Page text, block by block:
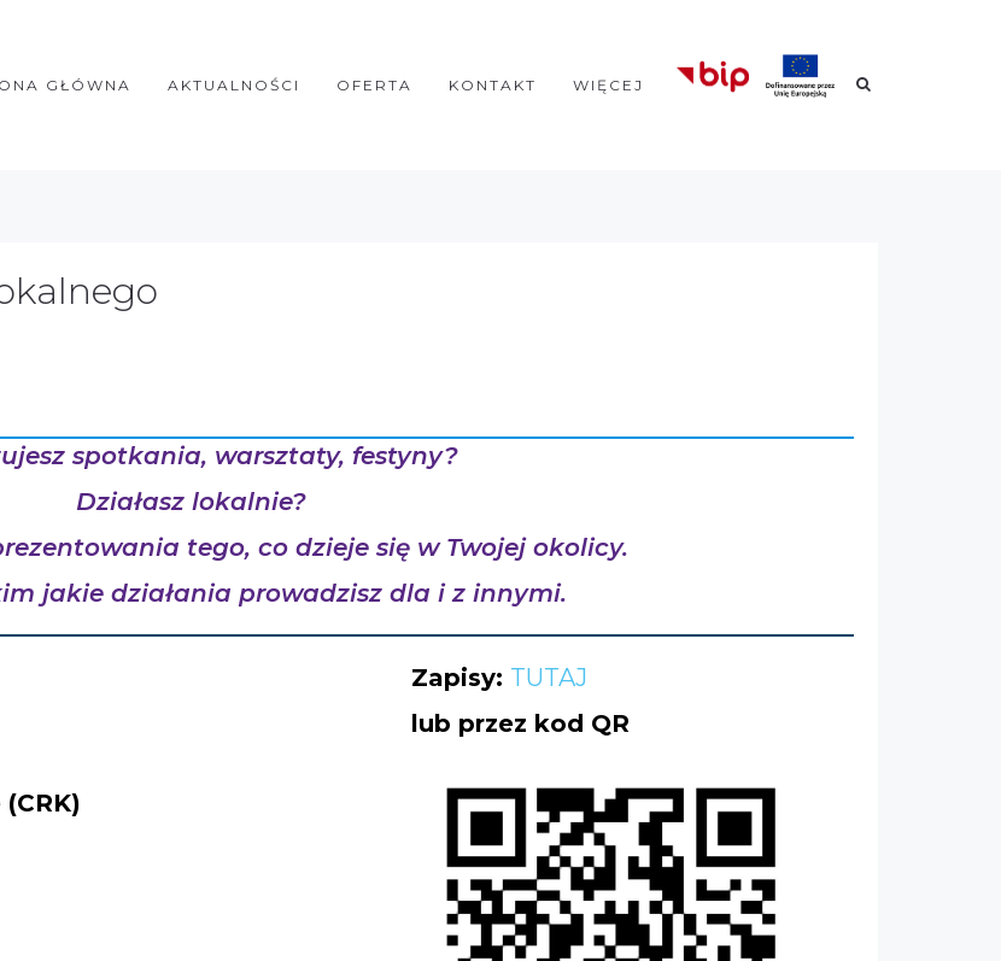
GŁÓWNA AKTUALNOŚCI OFERTA KONTAKT WIĘCEJ
spotkania, warsztaty, festyny?
Działasz lokalnie?
tego, co dzieje się w Twojej okolicy.
jakie działania prowadzisz dla i z innymi.
Zapisy: TUTAJ
lub przez kod QR